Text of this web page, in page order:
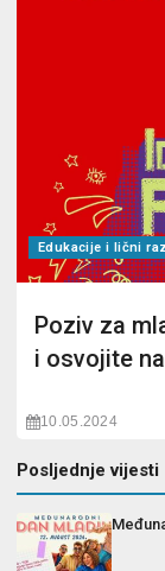
Edukacije i lični
Poziv za
i osvojite
10.05.2024
Posljednje vijesti